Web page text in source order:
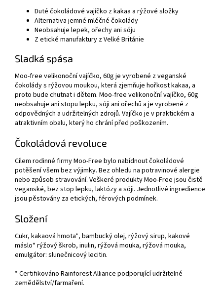
Duté čokoládové vajíčko z kakaa a rýžové složky
Alternativa jemné mléčné čokolády
Neobsahuje lepek, ořechy ani sóju
Z etické manufaktury z Velké Británie
Sladká spása
Moo-free velikonoční vajíčko, 60g je vyrobené z veganské
čokolády s rýžovou moukou, která zjemňuje hořkost kakaa, a
proto bude chutnat i dětem. Moo-free velikonoční vajíčko, 60g
neobsahuje ani stopu lepku, sóji ani ořechů a je vyrobené z
odpovědných a udržitelných zdrojů. Vajíčko je v praktickém a
atraktivním obalu, který ho chrání před poškozením.
Čokoládová revoluce
Cílem rodinné firmy Moo-Free bylo nabídnout čokoládové
potěšení všem bez výjimky. Bez ohledu na potravinové alergie
nebo způsob stravování. Veškeré produkty Moo-Free jsou čistě
veganské, bez stop lepku, laktózy a sóji. Jednotlivé ingredience
jsou pěstovány za etických, férových podmínek.
Složení
Cukr, kakaová hmota*, bambucký olej, rýžový sirup, kakové
máslo* rýžový škrob, inulin, rýžová mouka, rýžová mouka,
emulgátor: slunečnicový lecitin.
* Certifikováno Rainforest Alliance podporující udržitelné
zemědělství/farmaření.